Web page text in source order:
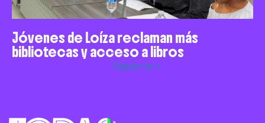
Jóvenes de Loíza reclaman más
bibliotecas y acceso a libros
Siguiente »